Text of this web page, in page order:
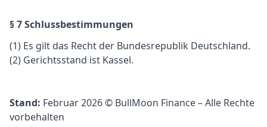
§ 7 Schlussbestimmungen
(1) Es gilt das Recht der Bundesrepublik Deutschland.
(2) Gerichtsstand ist Kassel.
Stand: Februar 2026 © BullMoon Finance – Alle Rechte
vorbehalten